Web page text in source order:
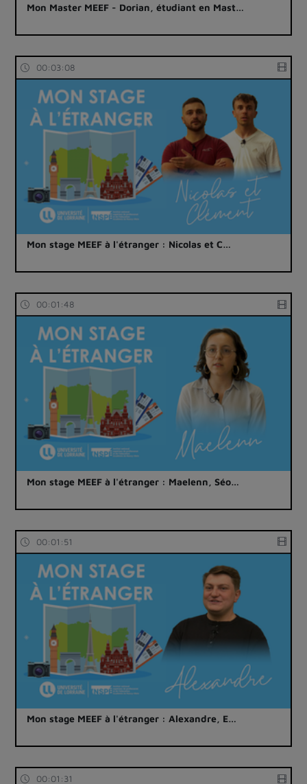
Mon Master MEEF - Dorian, étudiant en Mast…
00:03:08
Mon stage MEEF à l'étranger : Nicolas et C…
00:01:48
Mon stage MEEF à l'étranger : Maelenn, Séo…
00:01:51
Mon stage MEEF à l'étranger : Alexandre, E…
00:01:31